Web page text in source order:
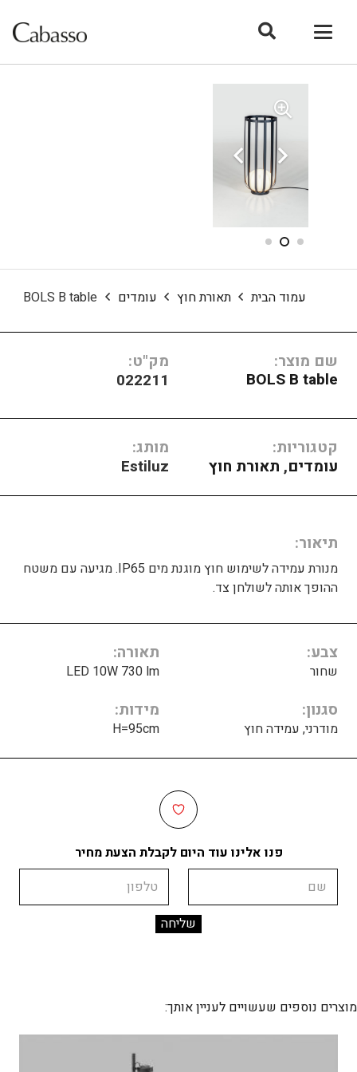
עמוד הבית תאורת חוץ עומדים BOLS B table
שם מוצר:
BOLS B table
מק"ט:
022211
קטגוריות:
עומדים, תאורת חוץ
מותג:
Estiluz
תיאור
מנורת עמידה לשימוש חוץ מוגנת מים IP65. מגיעה עם משטח
ההופך אותה לשולחן צד.
צבע
שחור
תאורה
LED 10W 730 lm
סגנון
מודרני, עמידה חוץ
מידות
H=95cm
פנו אלינו עוד היום לקבלת הצעת מחיר
מוצרים נוספים שעשויים לעניין אותך: